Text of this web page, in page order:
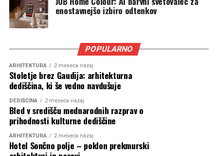
Pri tem se celo sklicuje na arhitekturne smernice iz časa
administracije Donalda Trumpa, ki je zagovarjala
uporabo klasičnih zgodovinskih oblik pri zveznih javnih
Toda kaj je pravzaprav »tradicionalna arhitektura«? Ali
gre za regionalno gradnjo, zgodovinske stile, ljudsko
arhitekturo ali zgolj za estetski vtis, da stavba deluje
»domače«? Odgovora program AfD ne ponuja.
enostavnejšo izbiro odtenkov
POPULARNO
ARHITEKTURA 2 meseca nazaj
Stoletje brez Gaudija: arhitekturna
dediščina, ki še vedno navdušuje
DEDIŠČINA 2 meseca nazaj
Bled v središču mednarodnih razprav o
prihodnosti kulturne dediščine
ARHITEKTURA 2 meseca nazaj
Hotel Sončno polje – poklon prekmurski